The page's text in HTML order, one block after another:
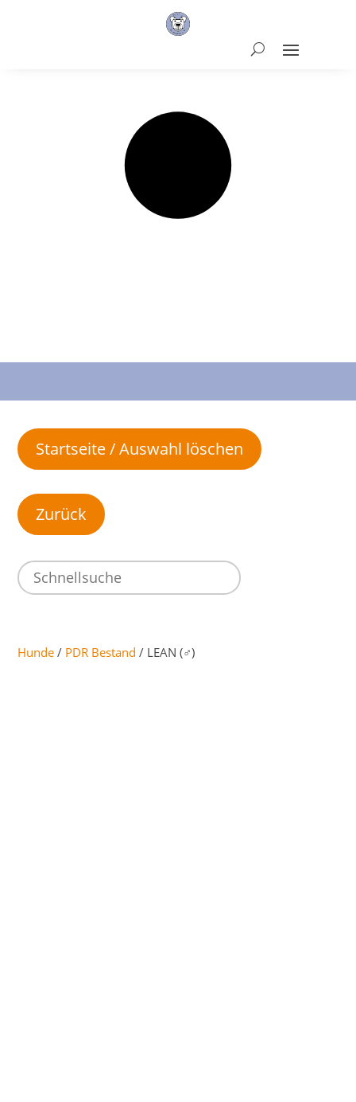
Startseite / Auswahl löschen
Hunde / PDR Bestand / LEAN (♂)